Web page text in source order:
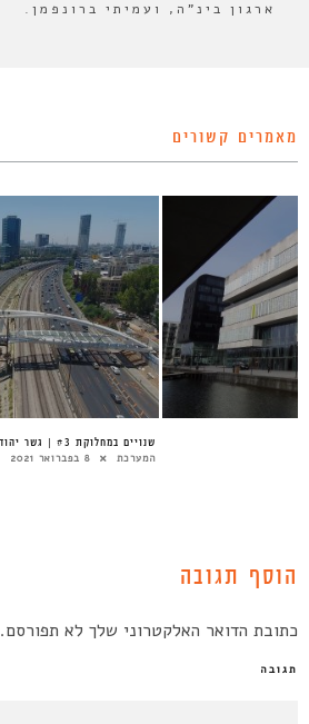
ארגון בינ"ה, ועמיתי ברונפמן.
מאמרים קשורים
שנויים במחלוקת #3 | גשר יהודית, תל אביב
המערכת 8 בפברואר 2021
הוסף תגובה
כתובת הדואר האלקטרוני שלך לא תפורסם.
תגובה